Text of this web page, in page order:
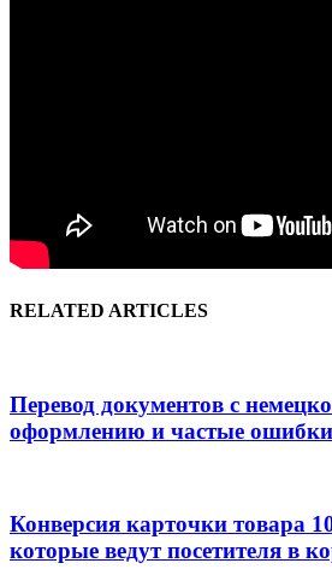
RELATED ARTICLES
Перевод документов с
оформлению и частые ошибки
Конверсия карточки товара
которые ведут посетителя в